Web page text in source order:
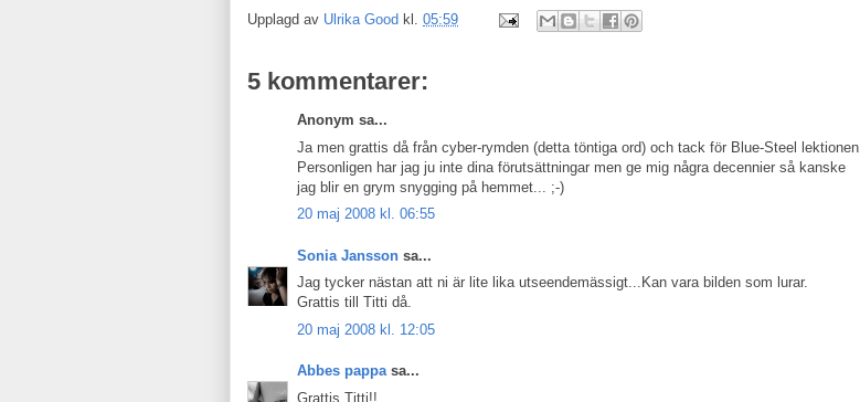
Upplagd av Ulrika Good kl. 05:59
5 kommentarer:
Anonym sa...
Ja men grattis då från cyber-rymden (detta töntiga ord) och tack för Blue-Steel lektionen.
Personligen har jag ju inte dina förutsättningar men ge mig några decennier så kanske
jag blir en grym snygging på hemmet... ;-)
20 maj 2008 kl. 06:55
Sonia Jansson sa...
Jag tycker nästan att ni är lite lika utseendemässigt...Kan vara bilden som lurar.
Grattis till Titti då.
20 maj 2008 kl. 12:05
Abbes pappasa...
Grattis Titti!!